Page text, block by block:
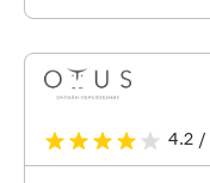
4.2 /